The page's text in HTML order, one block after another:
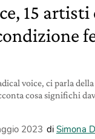
15
voice, ci parla
cosa significhi
2023 di Simona